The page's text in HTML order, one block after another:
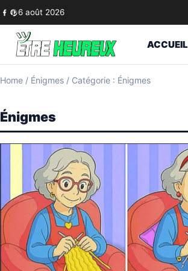
Skip to content
6 août 2026
ACCUEIL
Home / Énigmes / Catégorie : Énigmes
Énigmes